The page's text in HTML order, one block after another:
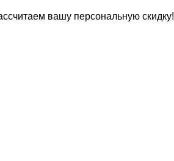
вашу персональную скидку!